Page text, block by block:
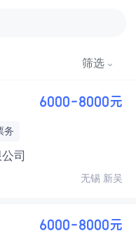
筛选
6000-8000元
务
司
无锡 新吴
6000-8000元